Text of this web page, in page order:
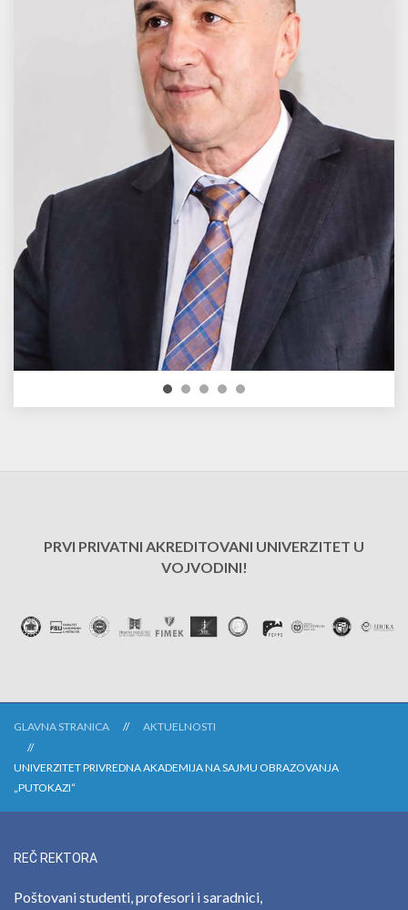
PRVI PRIVATNI AKREDITOVANI UNIVERZITET U
VOJVODINI!
GLAVNA STRANICA AKTUELNOSTI
UNIVERZITET PRIVREDNA AKADEMIJA NA SAJMU OBRAZOVANJA
„PUTOKAZI“
REČ REKTORA
Poštovani studenti, profesori i saradnici,